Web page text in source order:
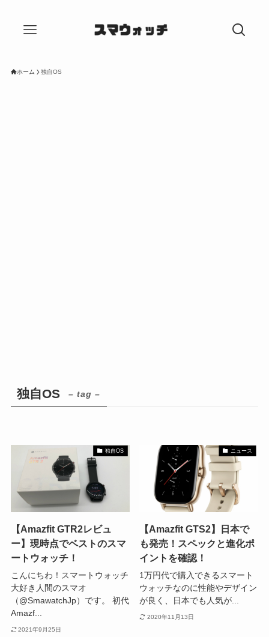
ホーム 独自OS
独自OS – tag –
独自OS
【Amazfit GTR2レビュ
ー】現時点でベストのスマ
ートウォッチ！
こんにちわ！スマートウォッチ
大好き人間のスマオ
（@SmawatchJp）です。 初代
Amazf...
2021年9月25日
ニュース
【Amazfit GTS2】日本で
も発売！スペックと進化ポ
イントを確認！
1万円代で購入できるスマート
ウォッチなのに性能やデザイン
が良く、日本でも人気が...
2020年11月13日